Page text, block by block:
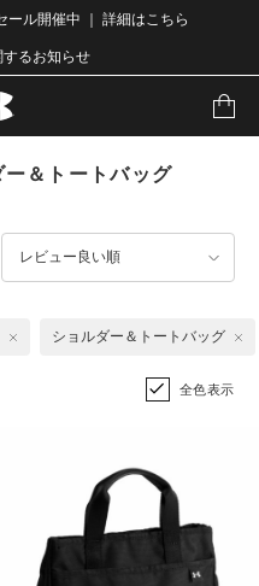
ール開催中 ｜ 詳細はこちら
るお知らせ
＆トートバッグ
レビュー良い順
ショルダー＆トートバッグ
全色表示